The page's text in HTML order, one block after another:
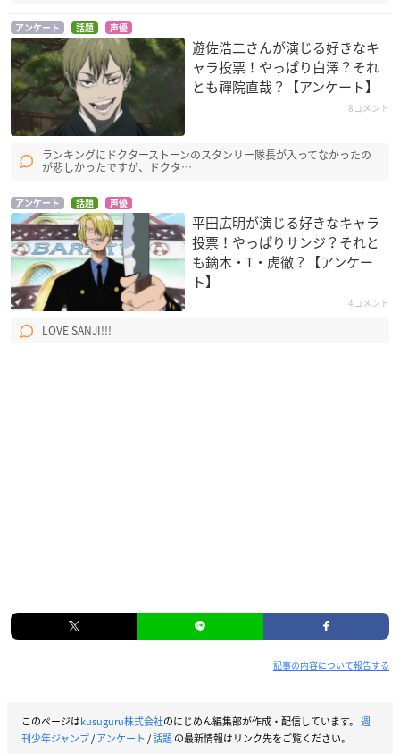
アンケート 話題 声優
遊佐浩二さんが演じる好きなキ
ャラ投票！やっぱり白澤？それ
とも禪院直哉？【アンケート】
8コメント
ランキングにドクターストーンのスタンリー隊長が入ってなかったの
が悲しかったですが、ドクタ…
アンケート 話題 声優
平田広明が演じる好きなキャラ
投票！やっぱりサンジ？それと
も鏑木・T・虎徹？【アンケー
ト】
4コメント
LOVE SANJI!!!
記事の内容について報告する
このページはkusuguru株式会社のにじめん編集部が作成・配信しています。 週
刊少年ジャンプ/アンケート /話題の最新情報はリンク先をご覧ください。